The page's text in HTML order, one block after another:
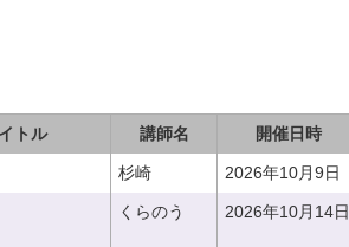
トル 講師名 開催日時
杉崎 2026年10月9日
くらのう 2026年10月14日